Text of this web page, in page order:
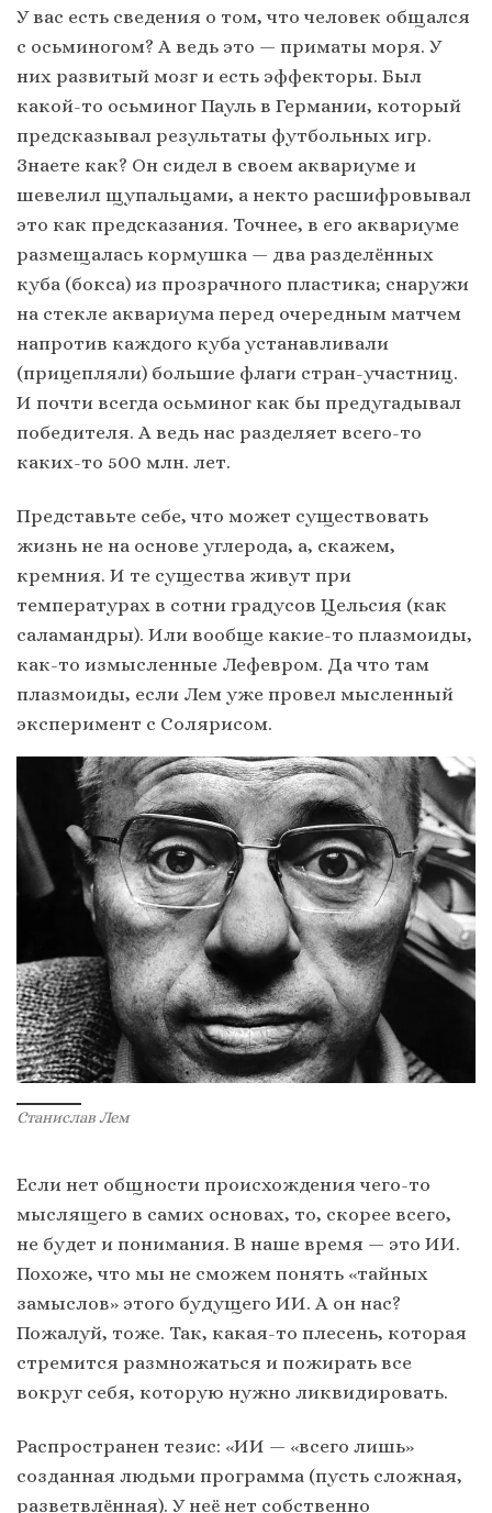
У вас есть сведения о том, что человек общался
с осьминогом? А ведь это — приматы моря. У
них развитый мозг и есть эффекторы. Был
какой-то осьминог Пауль в Германии, который
предсказывал результаты футбольных игр.
Знаете как? Он сидел в своем аквариуме и
шевелил щупальцами, а некто расшифровывал
это как предсказания. Точнее, в его аквариуме
размещалась кормушка — два разделённых
куба (бокса) из прозрачного пластика; снаружи
на стекле аквариума перед очередным матчем
напротив каждого куба устанавливали
(прицепляли) большие флаги стран-участниц.
И почти всегда осьминог как бы предугадывал
победителя. А ведь нас разделяет всего-то
каких-то 500 млн. лет.
Представьте себе, что может существовать
жизнь не на основе углерода, а, скажем,
кремния. И те существа живут при
температурах в сотни градусов Цельсия (как
саламандры). Или вообще какие-то плазмоиды,
как-то измысленные Лефевром. Да что там
плазмоиды, если Лем уже провел мысленный
эксперимент с Солярисом.
Станислав Лем
Если нет общности происхождения чего-то
мыслящего в самих основах, то, скорее всего,
не будет и понимания. В наше время — это ИИ.
Похоже, что мы не сможем понять «тайных
замыслов» этого будущего ИИ. А он нас?
Пожалуй, тоже. Так, какая-то плесень, которая
стремится размножаться и пожирать все
вокруг себя, которую нужно ликвидировать.
Распространен тезис: «ИИ — «всего лишь»
созданная людьми программа (пусть сложная,
разветвлённая). У неё нет собственно